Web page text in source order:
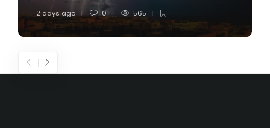
2 days ago 0 565